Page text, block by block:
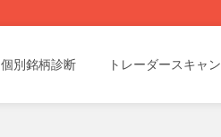
個別銘柄診断 トレーダースキャン